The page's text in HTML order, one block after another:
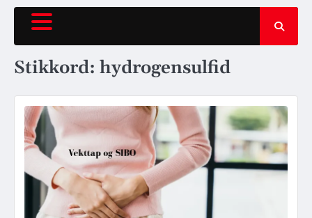
Hopp
innholdet
Stikkord: hydrogensulfid